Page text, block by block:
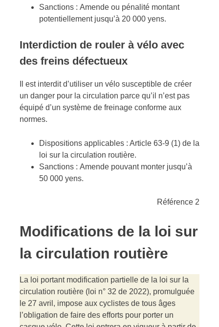
Sanctions : Amende ou pénalité montant
potentiellement jusqu’à 20 000 yens.
Interdiction de rouler à vélo avec
des freins défectueux
Il est interdit d’utiliser un vélo susceptible de créer
un danger pour la circulation parce qu’il n’est pas
équipé d’un système de freinage conforme aux
normes.
Dispositions applicables : Article 63-9 (1) de la
loi sur la circulation routière.
Sanctions : Amende pouvant monter jusqu’à
50 000 yens.
Référence 2
Modifications de la loi sur
la circulation routière
La loi portant modification partielle de la loi sur la
circulation routière (loi n° 32 de 2022), promulguée
le 27 avril, impose aux cyclistes de tous âges
l’obligation de faire des efforts pour porter un